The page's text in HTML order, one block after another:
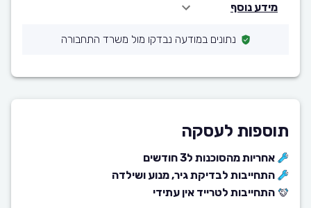
מידע נוסף
נתונים במודעה נבדקו מול משרד התחבורה
תוספות לעסקה
אחריות מהסוכנות ל3 חודשים
התחייבות לבדיקת גיר, מנוע ושילדה
התחייבות לטרייד אין עתידי